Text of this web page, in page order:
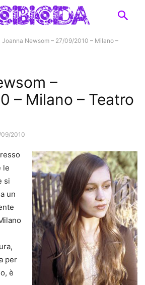
Joanna Newsom – 27/09/2010 – Milano –
–
– Milano – Teatro
09/2010
le
si
un
per
è